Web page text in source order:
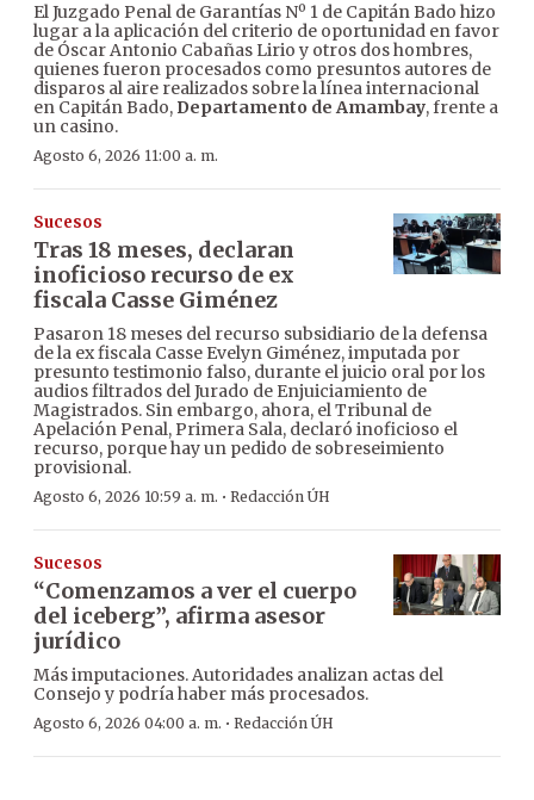
El Juzgado Penal de Garantías Nº 1 de Capitán Bado hizo
lugar a la aplicación del criterio de oportunidad en favor
de Óscar Antonio Cabañas Lirio y otros dos hombres,
quienes fueron procesados como presuntos autores de
disparos al aire realizados sobre la línea internacional
en Capitán Bado, Departamento de Amambay, frente a
un casino.
Agosto 6, 2026 11:00 a. m.
Sucesos
Tras 18 meses, declaran
inoficioso recurso de ex
fiscala Casse Giménez
Pasaron 18 meses del recurso subsidiario de la defensa
de la ex fiscala Casse Evelyn Giménez, imputada por
presunto testimonio falso, durante el juicio oral por los
audios filtrados del Jurado de Enjuiciamiento de
Magistrados. Sin embargo, ahora, el Tribunal de
Apelación Penal, Primera Sala, declaró inoficioso el
recurso, porque hay un pedido de sobreseimiento
provisional.
Agosto 6, 2026 10:59 a. m. · Redacción ÚH
Sucesos
“Comenzamos a ver el cuerpo
del iceberg”, afirma asesor
jurídico
Más imputaciones. Autoridades analizan actas del
Consejo y podría haber más procesados.
Agosto 6, 2026 04:00 a. m. · Redacción ÚH